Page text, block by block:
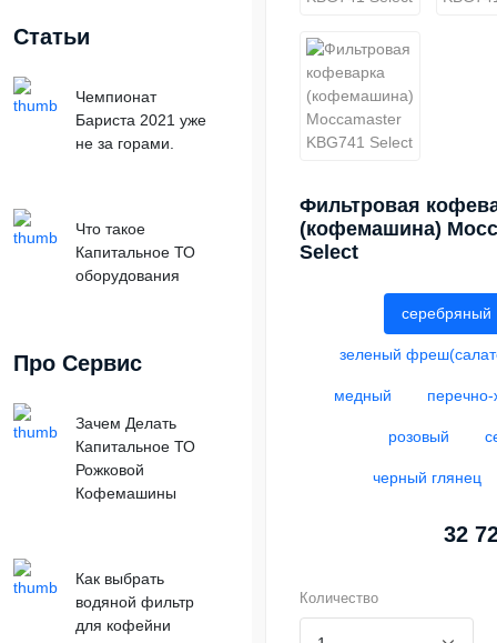
Статьи
Чемпионат
Бариста 2021 уже
не за горами.
Что такое
Капитальное ТО
оборудования
Про Сервис
Зачем Делать
Капитальное ТО
Рожковой
Кофемашины
Как выбрать
водяной фильтр
для кофейни
Фильтровая
(кофемашина)
Select
серебряный
зеленый
медный
розовый
черный глянец
32
Количество